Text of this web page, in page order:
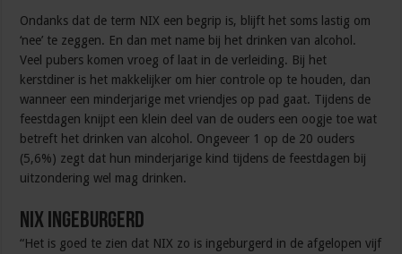
Ondanks dat de term NIX een begrip is, blijft het soms lastig om
‘nee’ te zeggen. En dan met name bij het drinken van alcohol.
Veel pubers komen vroeg of laat in de verleiding. Bij het
kerstdiner is het makkelijker om hier controle op te houden, dan
wanneer een minderjarige met vriendjes op pad gaat. Tijdens de
feestdagen knijpt een klein deel van de ouders een oogje toe wat
betreft het drinken van alcohol. Ongeveer 1 op de 20 ouders
(5,6%) zegt dat hun minderjarige kind tijdens de feestdagen bij
uitzondering wel mag drinken.
NIX ingeburgerd
“Het is goed te zien dat NIX zo is ingeburgerd in de afgelopen vijf